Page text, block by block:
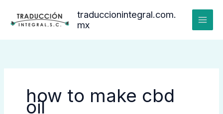
contenido
traduccionintegral.com.
mx
how to make cbd
oil